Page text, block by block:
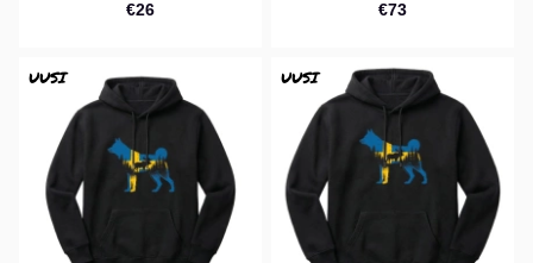
€26 €73
UUSI UUSI